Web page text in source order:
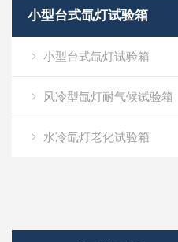
小型台式氙灯试验箱
小型台式氙灯试验箱
风冷型氙灯耐气候试验箱
水冷氙灯老化试验箱